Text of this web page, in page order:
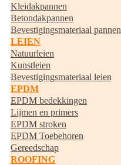
Kleidakpannen
Betondakpannen
Bevestigingsmateriaal pannen
LEIEN
Natuurleien
Kunstleien
Bevestigingsmateriaal leien
EPDM
EPDM bedekkingen
Lijmen en primers
EPDM stroken
EPDM Toebehoren
Gereedschap
ROOFING